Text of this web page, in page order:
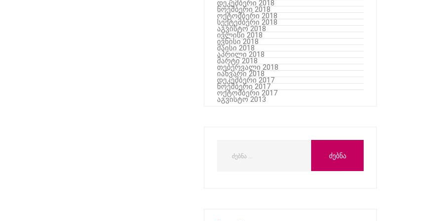
დეკემბერი 2018
ნოემბერი 2018
ოქტომბერი 2018
სექტემბერი 2018
აგვისტო 2018
ივლისი 2018
ივნისი 2018
მაისი 2018
აპრილი 2018
მარტი 2018
თებერვალი 2018
იანვარი 2018
დეკემბერი 2017
ნოემბერი 2017
ოქტომბერი 2017
აგვისტო 2013